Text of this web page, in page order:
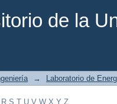
de la
→ Laboratorio de
R S T U V W X Y Z